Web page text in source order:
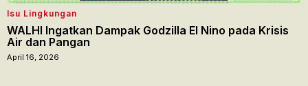
Isu Lingkungan
WALHI Ingatkan Dampak Godzilla El Nino pada Krisis
Air dan Pangan
April 16, 2026